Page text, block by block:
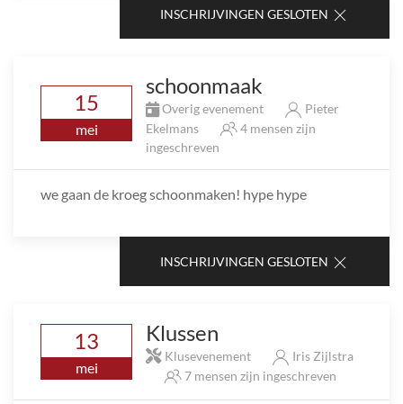
INSCHRIJVINGEN GESLOTEN
15
mei
schoonmaak
Overig evenement
Pieter
Ekelmans
4 mensen zijn
ingeschreven
we gaan de kroeg schoonmaken! hype hype
INSCHRIJVINGEN GESLOTEN
13
mei
Klussen
Klusevenement
Iris Zijlstra
7 mensen zijn ingeschreven